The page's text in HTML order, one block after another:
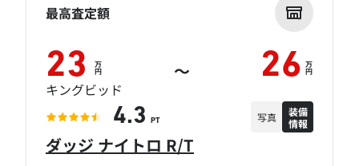
ダッジ ナイトロ R/T
最高査定額
23 万
円 ～ 26 万
円
キングビッド
4.3 PT 写真
装備
情報